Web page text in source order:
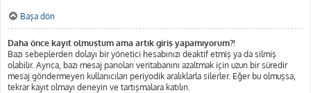
Başa dön
Daha önce kayıt olmuştum ama artık giriş yapamıyorum?!
Bazı sebeplerden dolayı bir yönetici hesabınızı deaktif etmiş ya da silmiş
olabilir. Ayrıca, bazı mesaj panoları veritabanını azaltmak için uzun bir süredir
mesaj göndermeyen kullanıcıları periyodik aralıklarla silerler. Eğer bu olmuşsa,
tekrar kayıt olmayı deneyin ve tartışmalara katılın.